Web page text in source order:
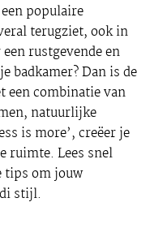
populaire
terugziet, ook in
rustgevende en
badkamer? Dan is de
een combinatie van
natuurlijke
is more’, creëer je
ruimte. Lees snel
tips om jouw
stijl.